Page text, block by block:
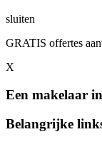
sluiten
GRATIS offertes
X
Een makelaar
Belangrijke